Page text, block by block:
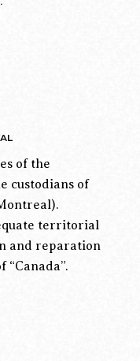
of the
custodians of
territorial
and reparation
“Canada”.